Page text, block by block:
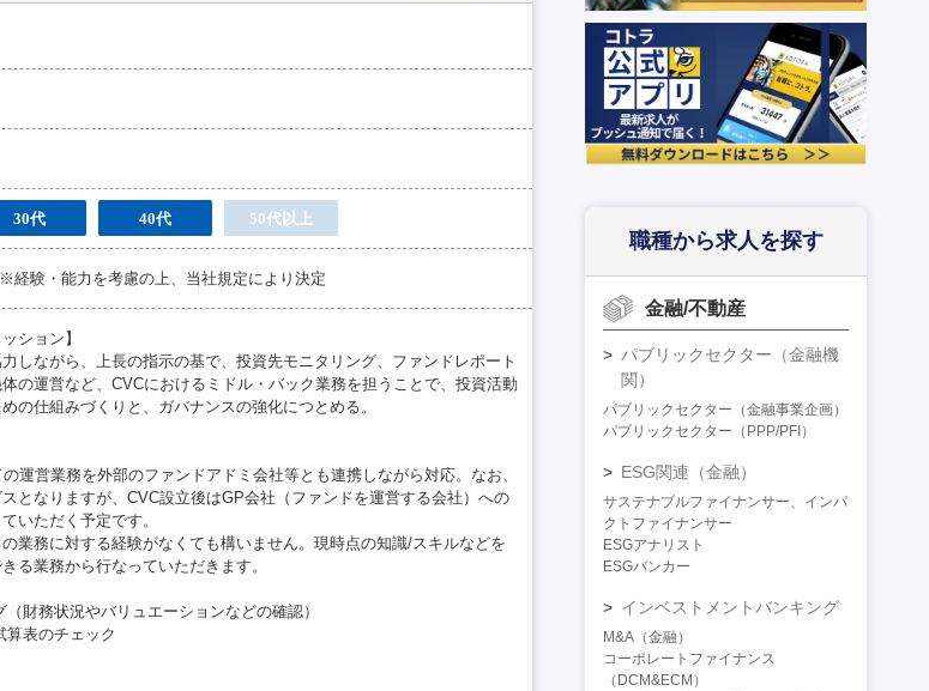
30代 40代 50代以上
験・能力を考慮の上、当社規定により決定
ション】
しながら、上長の指示の基で、投資先モニタリング、ファンドレポート
の運営など、CVCにおけるミドル・バック業務を担うことで、投資活動
の仕組みづくりと、ガバナンスの強化につとめる。
運営業務を外部のファンドアドミ会社等とも連携しながら対応。なお、
となりますが、CVC設立後はGP会社（ファンドを運営する会社）への
いただく予定です。
業務に対する経験がなくても構いません。現時点の知識/スキルなどを
る業務から行なっていただきます。
（財務状況やバリュエーションなどの確認）
算表のチェック
職種から求人を探す
金融/不動産
パブリックセクター（金融機
関）
パブリックセクター（金融事業企画）
パブリックセクター（PPP/PFI）
ESG関連（金融）
サステナブルファイナンサー、インパ
クトファイナンサー
ESGアナリスト
ESGバンカー
インベストメントバンキング
M&A（金融）
コーポレートファイナンス
（DCM&ECM）